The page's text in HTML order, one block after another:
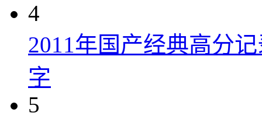
4
2011年国产经典高分
字
5